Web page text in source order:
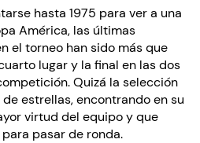
hasta 1975 para ver a una
América, las últimas
el torneo han sido más que
lugar y la final en las dos
Quizá la selección
estrellas, encontrando en su
virtud del equipo y que
pasar de ronda.